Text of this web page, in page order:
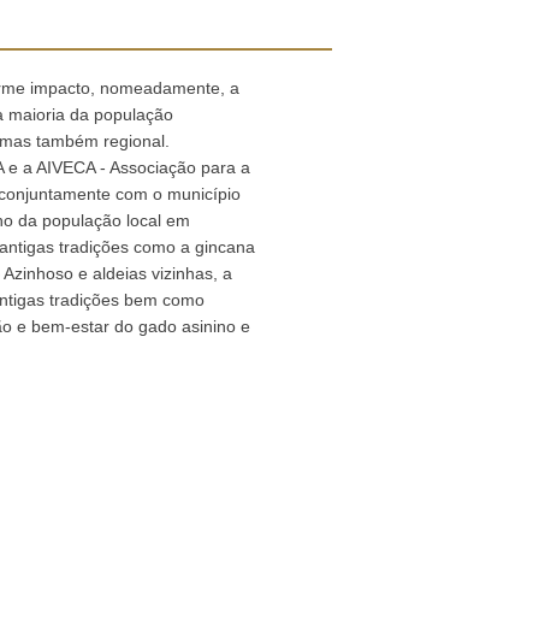
impacto, nomeadamente, a
maioria da população
também regional.
a AIVECA - Associação para a
com o município
da população local em
tradições como a gincana
e aldeias vizinhas, a
tradições bem como
e bem-estar do gado asinino e